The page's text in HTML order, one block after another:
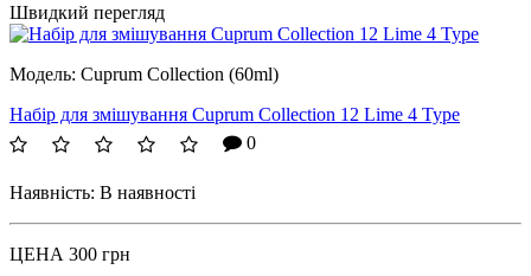
Швидкий перегляд
Модель: Cuprum Collection (60ml)
Набір для змішування Cuprum Collection 12 Lime 4 Type
0
Наявність: В наявності
ЦЕНА 300 грн